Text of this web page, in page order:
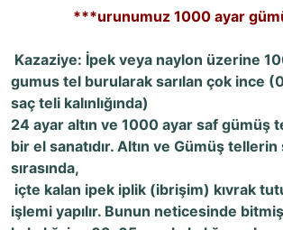
***urunumuz 1000 ayar
Kazaziye: İpek veya naylon üzerine
gumus tel burularak sarılan çok ince
saç teli kalınlığında)
24 ayar altın ve 1000 ayar saf gümüş
bir el sanatıdır. Altın ve Gümüş tellerin
sırasında,
içte kalan ipek iplik (ibrişim) kıvrak
işlemi yapılır. Bunun neticesinde